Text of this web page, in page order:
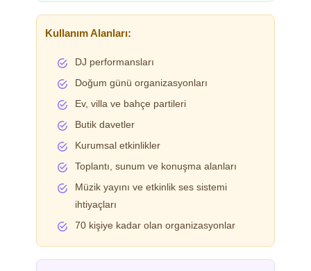
Kullanım Alanları:
DJ performansları
Doğum günü organizasyonları
Ev, villa ve bahçe partileri
Butik davetler
Kurumsal etkinlikler
Toplantı, sunum ve konuşma alanları
Müzik yayını ve etkinlik ses sistemi
ihtiyaçları
70 kişiye kadar olan organizasyonlar